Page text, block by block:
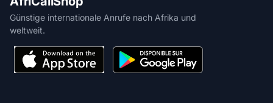
Günstige internationale Anrufe nach Afrika und
weltweit.